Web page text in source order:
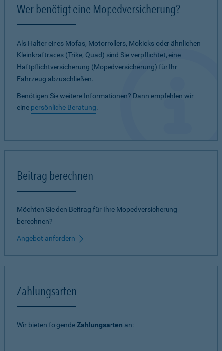
Wer benötigt eine Mopedversicherung?
Als Halter eines Mofas, Motorrollers, Mokicks oder ähnlichen
Kleinkraftrades (Trike, Quad) sind Sie verpflichtet, eine
Haftpflichtversicherung (Mopedversicherung) für Ihr
Fahrzeug abzuschließen.
Benötigen Sie weitere Informationen? Dann empfehlen wir
eine persönliche Beratung.
Beitrag berechnen
Möchten Sie den Beitrag für Ihre Mopedversicherung
berechnen?
Angebot anfordern
Zahlungsarten
Wir bieten folgendeZahlungsarten an: